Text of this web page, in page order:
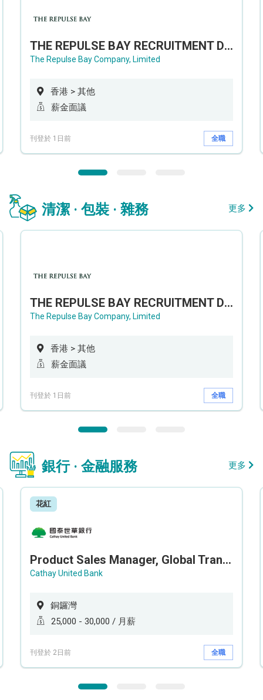
THE REPULSE BAY RECRUITMENT DAY 淺水灣影灣園人才招聘會
The Repulse Bay Company, Limited
香港 > 其他
薪金面議
刊登於 1日前 全職
清潔 · 包裝 · 雜務 更多
THE REPULSE BAY RECRUITMENT DAY 淺水灣影灣園人才招聘會
The Repulse Bay Company, Limited
香港 > 其他
薪金面議
刊登於 1日前 全職
銀行 · 金融服務 更多
花紅
Product Sales Manager, Global Transaction Service (GTS)
Cathay United Bank
銅鑼灣
25,000 - 30,000 / 月薪
刊登於 2日前 全職